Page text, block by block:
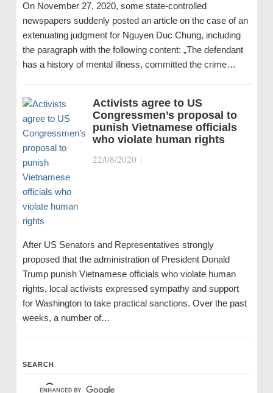
On November 27, 2020, some state-controlled
newspapers suddenly posted an article on the case of an
extenuating judgment for Nguyen Duc Chung, including
the paragraph with the following content: „The defendant
has a history of mental illness, committed the crime…
Activists agree to US
Congressmen’s proposal to
punish Vietnamese officials
who violate human rights
22/08/2020 |
After US Senators and Representatives strongly
proposed that the administration of President Donald
Trump punish Vietnamese officials who violate human
rights, local activists expressed sympathy and support
for Washington to take practical sanctions. Over the past
weeks, a number of…
SEARCH